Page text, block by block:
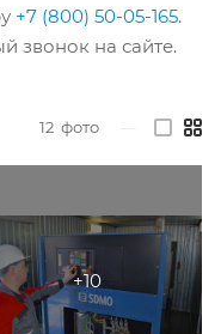
+7 (800) 50-05-165.
звонок на сайте.
12 фото